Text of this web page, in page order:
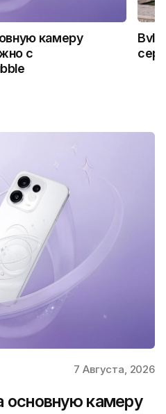
камеру
с
7 Августа, 2026
основную камеру